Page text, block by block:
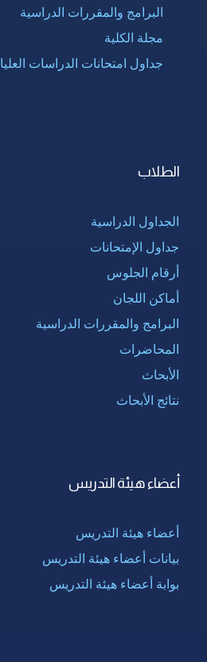
البرامج والمقررات الدراسية
مجلة الكلية
جداول امتحانات الدراسات العليا
الطلاب
الجداول الدراسية
جداول الإمتحانات
أرقام الجلوس
أماكن اللجان
البرامج والمقررات الدراسية
المحاضرات
الأبحاث
نتائج الأبحاث
أعضاء هيئة التدريس
أعضاء هيئة التدريس
بيانات أعضاء هيئة التدريس
بوابة أعضاء هيئة التدريس